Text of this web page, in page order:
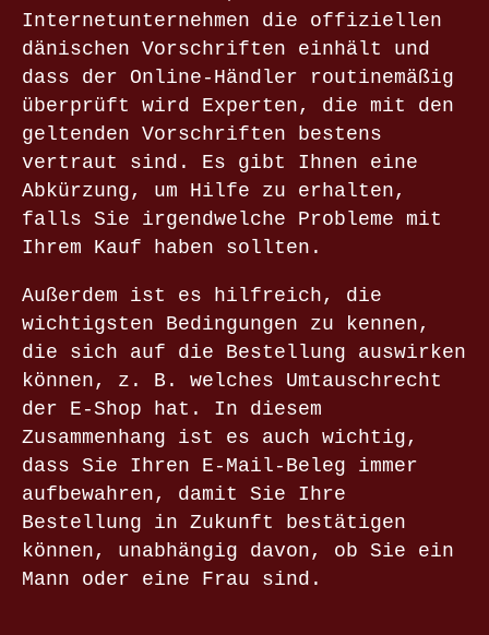
Internetunternehmen die offiziellen
dänischen Vorschriften einhält und
dass der Online-Händler routinemäßig
überprüft wird Experten, die mit den
geltenden Vorschriften bestens
vertraut sind. Es gibt Ihnen eine
Abkürzung, um Hilfe zu erhalten,
falls Sie irgendwelche Probleme mit
Ihrem Kauf haben sollten.
Außerdem ist es hilfreich, die
wichtigsten Bedingungen zu kennen,
die sich auf die Bestellung auswirken
können, z. B. welches Umtauschrecht
der E-Shop hat. In diesem
Zusammenhang ist es auch wichtig,
dass Sie Ihren E-Mail-Beleg immer
aufbewahren, damit Sie Ihre
Bestellung in Zukunft bestätigen
können, unabhängig davon, ob Sie ein
Mann oder eine Frau sind.